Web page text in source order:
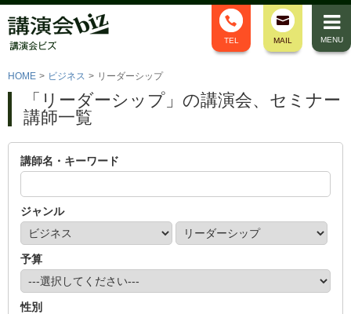
MENU
TEL MAIL
HOME > ビジネス > リーダーシップ
「リーダーシップ」の講演会、セミナー
講師一覧
講師名・キーワード
ジャンル
予算
性別